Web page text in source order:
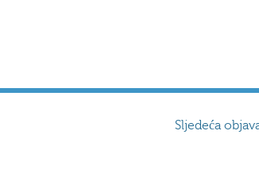
Sljedeća